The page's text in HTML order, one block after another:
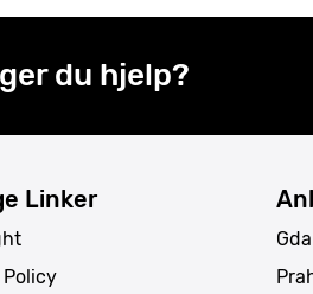
du hjelp?
Linker